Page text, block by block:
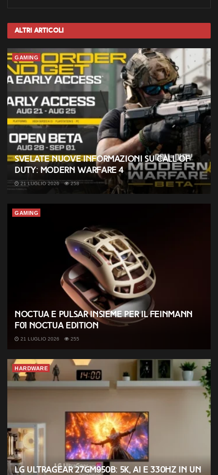
Altri Articoli
GAMING
Svelate nuove informazioni su Call of
Duty: Modern Warfare 4
21 LUGLIO 2026 258
GAMING
Noctua e Pulsar insieme per il Feinmann
F01 Noctua Edition
21 LUGLIO 2026 255
HARDWARE
LG UltraGear 27GM950B: 5K, AI e 330Hz in un